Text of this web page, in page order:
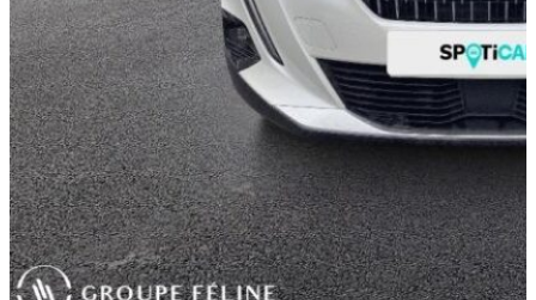
REPRISE
TYPOLOGIE